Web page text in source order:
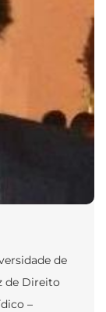
de
de Direito
–